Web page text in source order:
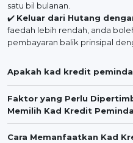
satu bil bulanan.
✔️ Keluar dari Hutang
faedah lebih rendah, anda
pembayaran balik prinsipal
Apakah kad kredit
Faktor yang Perlu
Memilih Kad Kredit
Cara Memanfaatkan Kad